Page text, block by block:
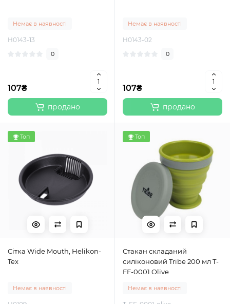
Немає в наявності
H0143-13
0
107₴
продано
Немає в наявності
H0143-02
0
107₴
продано
Топ
Сітка Wide Mouth, Helikon-
Tex
Немає в наявності
Топ
Стакан складаний
силіконовий Tribe 200 мл T-
FF-0001 Olive
Немає в наявності